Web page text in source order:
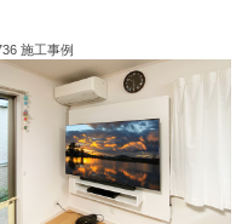
施工事例